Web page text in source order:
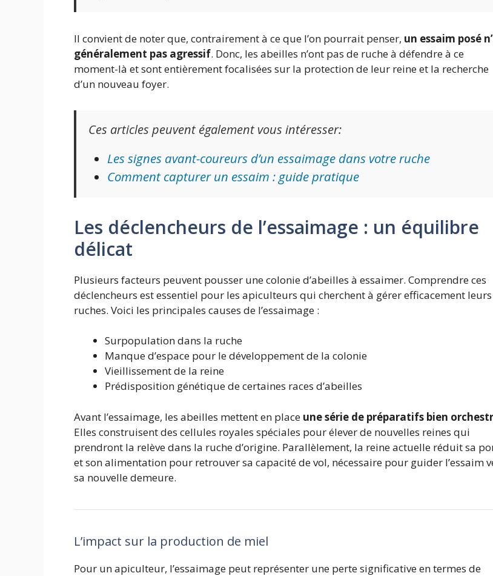
Il convient de noter que, contrairement à ce que l’on pourrait penser, un essaim posé
généralement pas agressif. Donc, les abeilles n’ont pas de ruche à défendre à ce
moment-là et sont entièrement focalisées sur la protection de leur reine et la recherche
d’un nouveau foyer.
Ces articles peuvent également vous intéresser:
Les signes avant-coureurs d’un essaimage dans votre ruche
Comment capturer un essaim : guide pratique
Les déclencheurs de l’essaimage : un équilibre
délicat
Plusieurs facteurs peuvent pousser une colonie d’abeilles à essaimer. Comprendre ces
déclencheurs est essentiel pour les apiculteurs qui cherchent à gérer efficacement leurs
ruches. Voici les principales causes de l’essaimage :
Surpopulation dans la ruche
Manque d’espace pour le développement de la colonie
Vieillissement de la reine
Prédisposition génétique de certaines races d’abeilles
Avant l’essaimage, les abeilles mettent en place une série de préparatifs bien
Elles construisent des cellules royales spéciales pour élever de nouvelles reines qui
prendront la relève dans la ruche d’origine. Parallèlement, la reine actuelle réduit sa
et son alimentation pour retrouver sa capacité de vol, nécessaire pour guider l’essaim
sa nouvelle demeure.
L’impact sur la production de miel
Pour un apiculteur, l’essaimage peut représenter une perte significative en termes de